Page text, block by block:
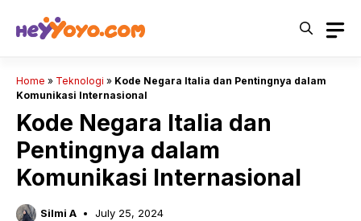
Home » Teknologi » Kode Negara Italia dan Pentingnya dalam
Komunikasi Internasional
Kode Negara Italia dan
Pentingnya dalam
Komunikasi Internasional
Silmi A July 25, 2024